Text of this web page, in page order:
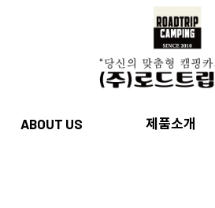
ABOUT US 제품소개